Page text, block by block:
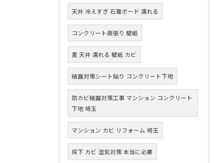
天井 冷えすぎ 石膏ボード 濡れる
コンクリート直張り 壁紙
夏 天井 濡れる 壁紙 カビ
結露対策シート貼り コンクリート下地
防カビ結露対策工事 マンション コンクリート
下地 埼玉
マンション カビ リフォーム 埼玉
床下 カビ 湿気対策 本当に必要